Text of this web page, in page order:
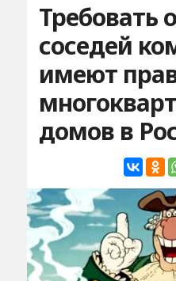
Требовать
соседей
имеют
домов в